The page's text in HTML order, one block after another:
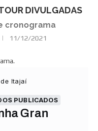
DIVULGADAS
cronograma
11/12/2021